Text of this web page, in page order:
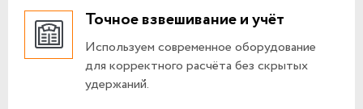
Точное взвешивание и учёт
Используем современное оборудование
для корректного расчёта без скрытых
удержаний.